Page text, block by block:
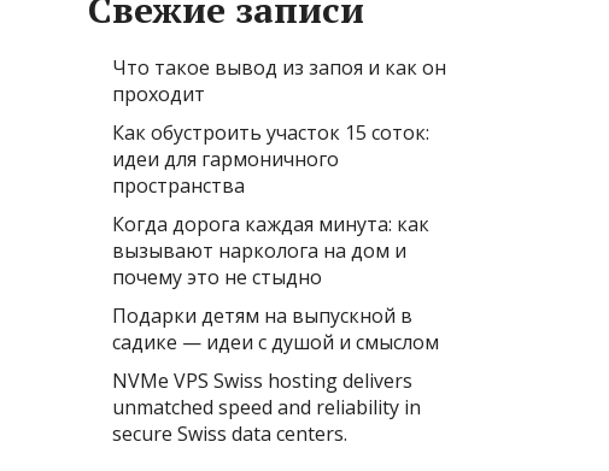
Что такое вывод из запоя и как он
проходит
Как обустроить участок 15 соток:
идеи для гармоничного
пространства
Когда дорога каждая минута: как
вызывают нарколога на дом и
почему это не стыдно
Подарки детям на выпускной в
садике — идеи с душой и смыслом
NVMe VPS Swiss hosting delivers
unmatched speed and reliability in
secure Swiss data centers.